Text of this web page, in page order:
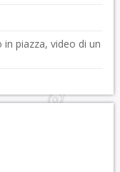
in piazza, video di un